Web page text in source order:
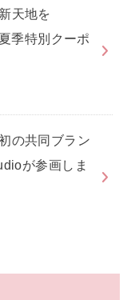
天地を
季特別クーポ
の共同ブラン
が参画しま